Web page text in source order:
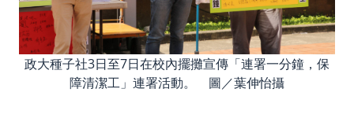
政大種子社3日至7日在校內擺攤宣傳「連署一分鐘，保
障清潔工」連署活動。 圖／葉伸怡攝